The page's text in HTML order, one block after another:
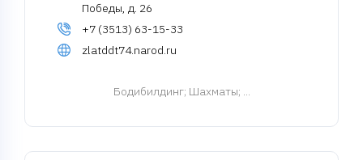
Победы, д. 26
+7 (3513) 63-15-33
zlatddt74.narod.ru
Бодибилдинг; Шахматы; ...